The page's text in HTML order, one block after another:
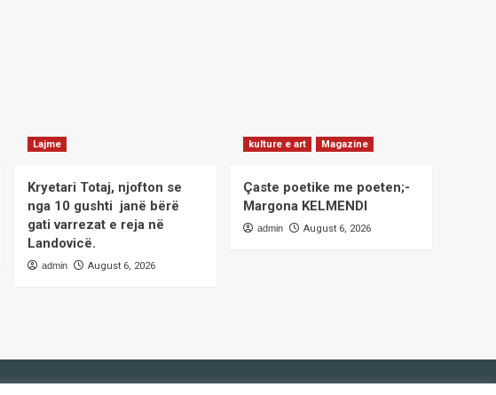
Lajme
Kryetari Totaj, njofton se
nga 10 gushti janë bërë
gati varrezat e reja në
Landovicë.
admin August 6, 2026
kulture e art Magazine
Çaste poetike me poeten;-
Margona KELMENDI
admin August 6, 2026